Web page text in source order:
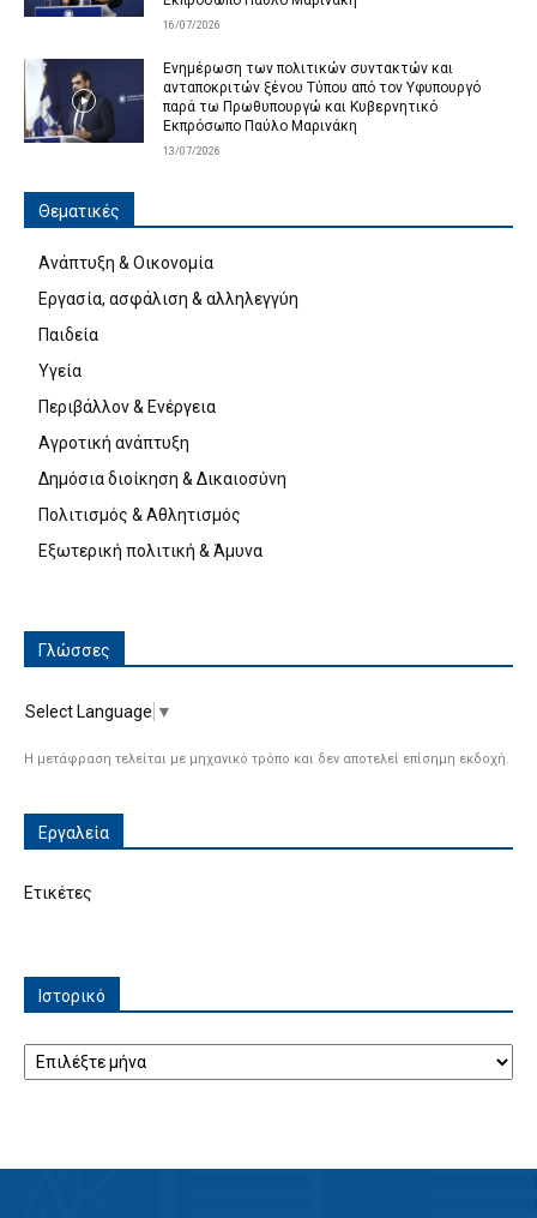
16/07/2026
Ενημέρωση των πολιτικών συντακτών και
ανταποκριτών ξένου Τύπου από τον Υφυπουργό
παρά τω Πρωθυπουργώ και Κυβερνητικό
Εκπρόσωπο Παύλο Μαρινάκη
13/07/2026
Θεματικές
Ανάπτυξη & Οικονομία
Εργασία, ασφάλιση & αλληλεγγύη
Παιδεία
Υγεία
Περιβάλλον & Ενέργεια
Αγροτική ανάπτυξη
Δημόσια διοίκηση & Δικαιοσύνη
Πολιτισμός & Αθλητισμός
Εξωτερική πολιτική & Άμυνα
Γλώσσες
Select Language ▼
Η μετάφραση τελείται με μηχανικό τρόπο και δεν αποτελεί επίσημη εκδοχή.
Εργαλεία
Ετικέτες
Ιστορικό